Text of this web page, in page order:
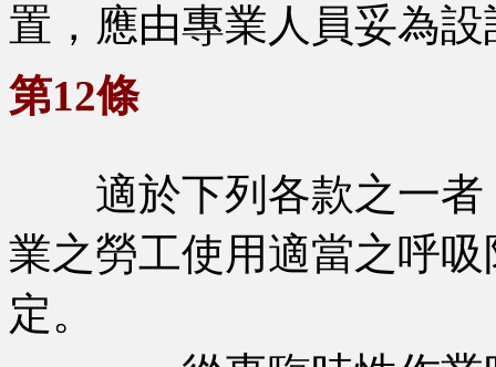
置，應由專業人員妥為
第12條
適於下列各款之一者
業之勞工使用適當之呼
定。